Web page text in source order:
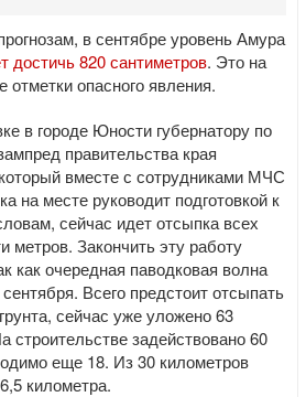
в сентябре уровень Амура
достичь 820 сантиметров. Это на
опасного явления.
в городе Юности губернатору по
правительства края
вместе с сотрудниками МЧС
на месте руководит подготовкой к
сейчас идет отсыпка всех
метров. Закончить эту работу
как очередная паводковая волна
Всего предстоит отсыпать
сейчас уже уложено 63
строительстве задействовано 60
еще 18. Из 30 километров
километра.